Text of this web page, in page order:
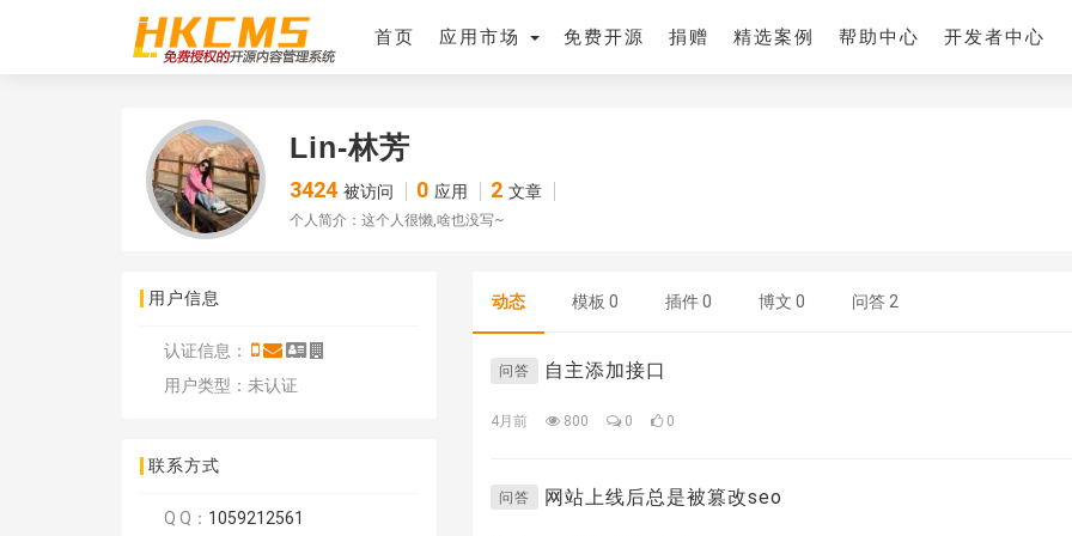
首页 应用市场 免费开源 捐赠 精选案例 帮助中心 开发者中心
Lin-林芳
3424 被访问 0 应用 2 文章
个人简介：这个人很懒,啥也没写~
用户信息
认证信息：
用户类型：未认证
联系方式
Q Q： 1059212561
动态 模板 0 插件0 博文 0 问答 2
问答 自主添加接口
4月前 800 0 0
问答 网站上线后总是被篡改seo